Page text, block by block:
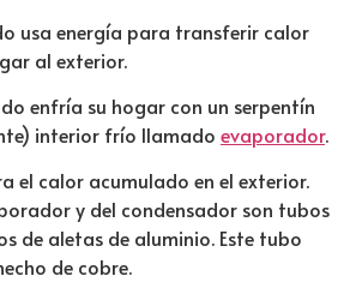
usa energía para transferir calor
al exterior.
enfría su hogar con un serpentín
interior frío llamado evaporador.
el calor acumulado en el exterior.
y del condensador son tubos
de aletas de aluminio. Este tubo
de cobre.